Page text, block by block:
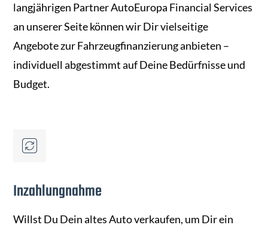
langjährigen Partner AutoEuropa Financial Services
an unserer Seite können wir Dir vielseitige
Angebote zur Fahrzeugfinanzierung anbieten –
individuell abgestimmt auf Deine Bedürfnisse und
Budget.
Inzahlungnahme
Willst Du Dein altes Auto verkaufen, um Dir ein